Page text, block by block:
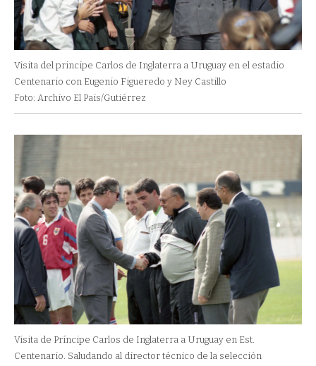
Visita del principe Carlos de Inglaterra a Uruguay en el estadio
Centenario con Eugenio Figueredo y Ney Castillo
Foto: Archivo El Pais/Gutiérrez
Visita de Príncipe Carlos de Inglaterra a Uruguay en Est.
Centenario. Saludando al director técnico de la selección